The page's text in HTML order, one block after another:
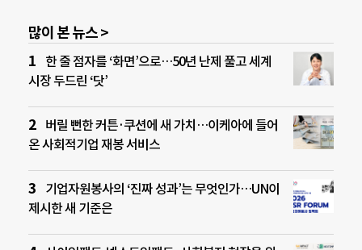
많이 본 뉴스 >
한 줄 점자를 ‘화면’으로…50년 난제 풀고 세계
시장 두드린 ‘닷’
버릴 뻔한 커튼·쿠션에 새 가치…이케아에 들어
온 사회적기업 재봉 서비스
기업자원봉사의 ‘진짜 성과’는 무엇인가…UN이
제시한 새 기준은